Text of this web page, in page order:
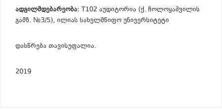
ადგილმდებარეობა: T102 აუდიტორია (ქ. ჩოლოყაშვილის
გამზ. №3/5), ილიას სახელმწიფო უნივერსიტეტი
დასწრება თავისუფალია.
2019